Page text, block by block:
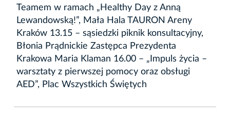
Teamem w ramach „Healthy Day z Anną
Lewandowską!”, Mała Hala TAURON Areny
Kraków 13.15 – sąsiedzki piknik konsultacyjny,
Błonia Prądnickie Zastępca Prezydenta
Krakowa Maria Klaman 16.00 – „Impuls życia –
warsztaty z pierwszej pomocy oraz obsługi
AED”, Plac Wszystkich Świętych